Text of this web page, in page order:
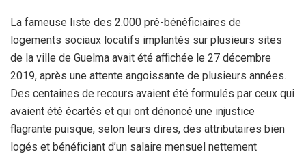
La fameuse liste des 2.000 pré-bénéficiaires de
logements sociaux locatifs implantés sur plusieurs sites
de la ville de Guelma avait été affichée le 27 décembre
2019, après une attente angoissante de plusieurs années.
Des centaines de recours avaient été formulés par ceux qui
avaient été écartés et qui ont dénoncé une injustice
flagrante puisque, selon leurs dires, des attributaires bien
logés et bénéficiant d’un salaire mensuel nettement